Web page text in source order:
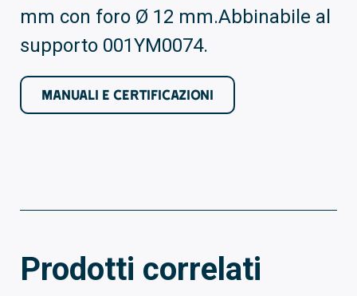
mm con foro Ø 12 mm.Abbinabile al
supporto 001YM0074.
MANUALI E CERTIFICAZIONI
Prodotti correlati